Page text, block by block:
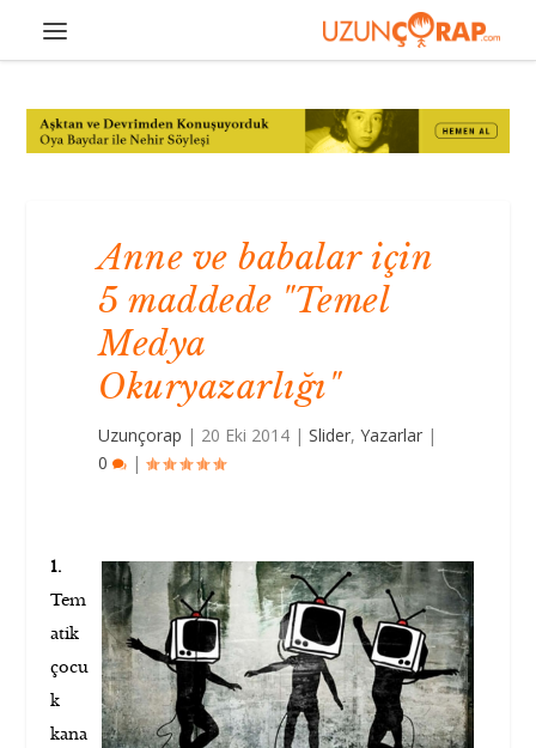
Anne ve babalar için
5 maddede "Temel
Medya
Okuryazarlığı"
Uzunçorap | 20 Eki 2014 |Slider,Yazarlar |
0
|
1.
Tem
atik
çocu
k
kana